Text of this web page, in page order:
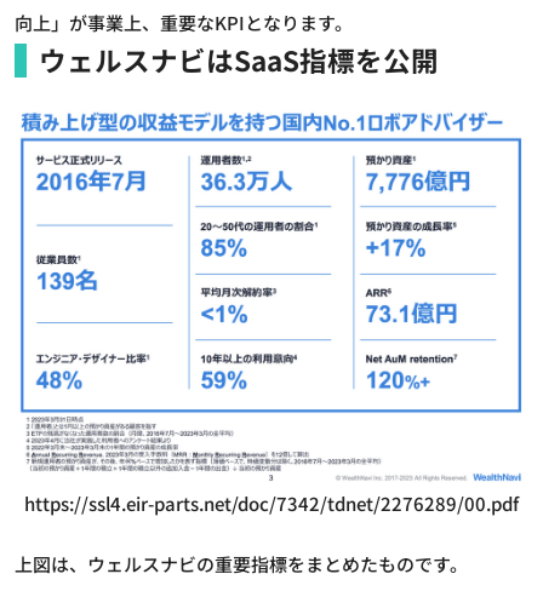
向上」が事業上、重要なKPIとなります。
ウェルスナビはSaaS指標を公開
https://ssl4.eir-parts.net/doc/7342/tdnet/2276289/00.pdf
上図は、ウェルスナビの重要指標をまとめたものです。